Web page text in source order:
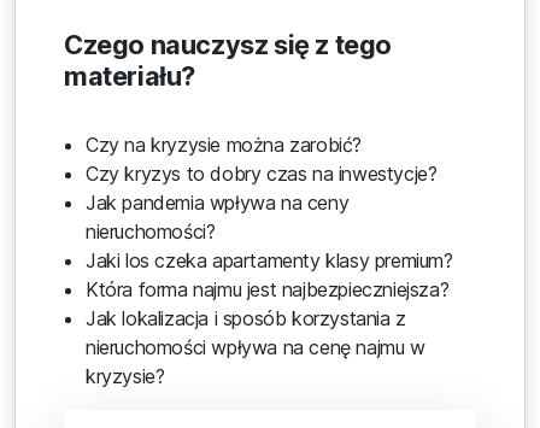
Czego nauczysz się z tego
materiału?
Czy na kryzysie można zarobić?
Czy kryzys to dobry czas na inwestycje?
Jak pandemia wpływa na ceny
nieruchomości?
Jaki los czeka apartamenty klasy premium?
Która forma najmu jest najbezpieczniejsza?
Jak lokalizacja i sposób korzystania z
nieruchomości wpływa na cenę najmu w
kryzysie?